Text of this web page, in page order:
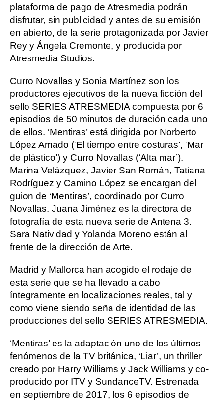
plataforma de pago de Atresmedia podrán
disfrutar, sin publicidad y antes de su emisión
en abierto, de la serie protagonizada por Javier
Rey y Ángela Cremonte, y producida por
Atresmedia Studios.
Curro Novallas y Sonia Martínez son los
productores ejecutivos de la nueva ficción del
sello SERIES ATRESMEDIA compuesta por 6
episodios de 50 minutos de duración cada uno
de ellos. ‘Mentiras’ está dirigida por Norberto
López Amado (‘El tiempo entre costuras’, ‘Mar
de plástico’) y Curro Novallas (‘Alta mar’).
Marina Velázquez, Javier San Román, Tatiana
Rodríguez y Camino López se encargan del
guion de ‘Mentiras’, coordinado por Curro
Novallas. Juana Jiménez es la directora de
fotografía de esta nueva serie de Antena 3.
Sara Natividad y Yolanda Moreno están al
frente de la dirección de Arte.
Madrid y Mallorca han acogido el rodaje de
esta serie que se ha llevado a cabo
íntegramente en localizaciones reales, tal y
como viene siendo seña de identidad de las
producciones del sello SERIES ATRESMEDIA.
‘Mentiras’ es la adaptación uno de los últimos
fenómenos de la TV británica, ‘Liar’, un thriller
creado por Harry Williams y Jack Williams y co-
producido por ITV y SundanceTV. Estrenada
en septiembre de 2017, los 6 episodios de